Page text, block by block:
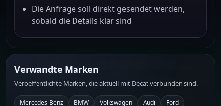
Die Anfrage soll direkt gesendet werden,
sobald die Details klar sind
Verwandte Marken
Veroeffentlichte Marken, die aktuell mit Decat verbunden sind.
Mercedes-Benz BMW Volkswagen Audi Ford